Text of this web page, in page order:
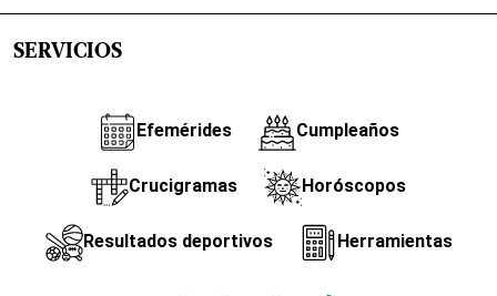
SERVICIOS
Efemérides Cumpleaños
Crucigramas Horóscopos
Resultados deportivos Herramientas